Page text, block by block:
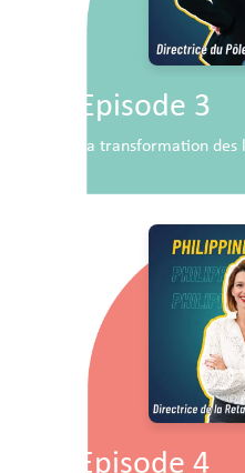
Episode 3
La transformation
Episode 4